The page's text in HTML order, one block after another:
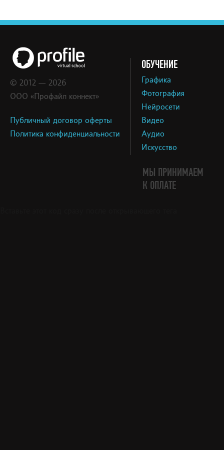
© 2012 — 2026
ООО «Профайл коннект»
Публичный договор оферты
Политика конфиденциальности
ОБУЧЕНИЕ
Графика
Фотография
Нейросети
Видео
Аудио
Искусство
МЫ ПРИНИМАЕМ
К ОПЛАТЕ